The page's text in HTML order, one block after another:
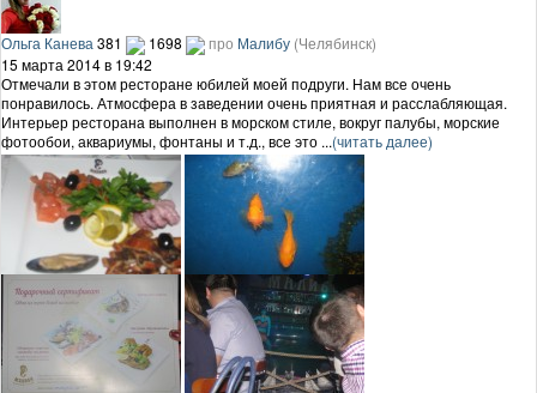
Ольга Канева381 1698 про Малибу (Челябинск)
15 марта 2014 в 19:42
Отмечали в этом ресторане юбилей моей подруги. Нам все очень
понравилось. Атмосфера в заведении очень приятная и расслабляющая.
Интерьер ресторана выполнен в морском стиле, вокруг палубы, морские
фотообои, аквариумы, фонтаны и т.д., все это ...(читать далее)